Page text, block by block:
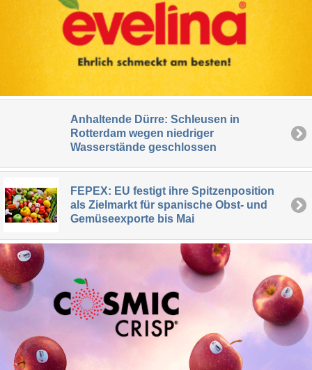
Anhaltende Dürre: Schleusen in
Rotterdam wegen niedriger
Wasserstände geschlossen
FEPEX: EU festigt ihre Spitzenposition
als Zielmarkt für spanische Obst- und
Gemüseexporte bis Mai